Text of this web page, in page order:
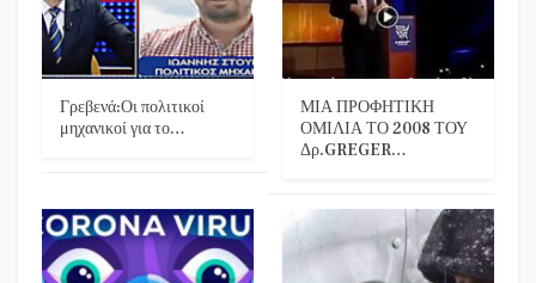
Γρεβενά:Οι πολιτικοί
μηχανικοί για το…
ΜΙΑ ΠΡΟΦΗΤΙΚΗ
ΟΜΙΛΙΑ ΤΟ 2008 ΤΟΥ
Δρ.GREGER…